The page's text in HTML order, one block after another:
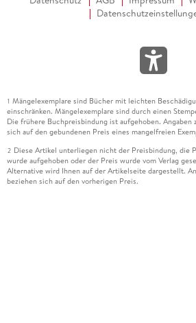
1 Mängelexemplare sind Bücher mit leichten
einschränken. Mängelexemplare sind durch einen
Die frühere Buchpreisbindung ist aufgehoben. Angaben
sich auf den gebundenen Preis eines mangelfreien
2 Diese Artikel unterliegen nicht der Preisbindung, die
wurde aufgehoben oder der Preis wurde vom Verlag
Alternative wird Ihnen auf der Artikelseite dargestellt.
beziehen sich auf den vorherigen Preis.